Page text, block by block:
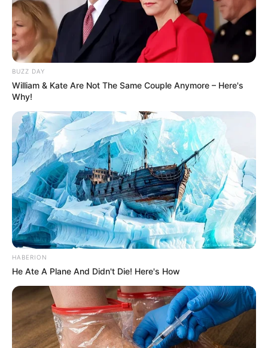
BUZZ DAY
William & Kate Are Not The Same Couple Anymore – Here's
Why!
HABERION
He Ate A Plane And Didn't Die! Here's How